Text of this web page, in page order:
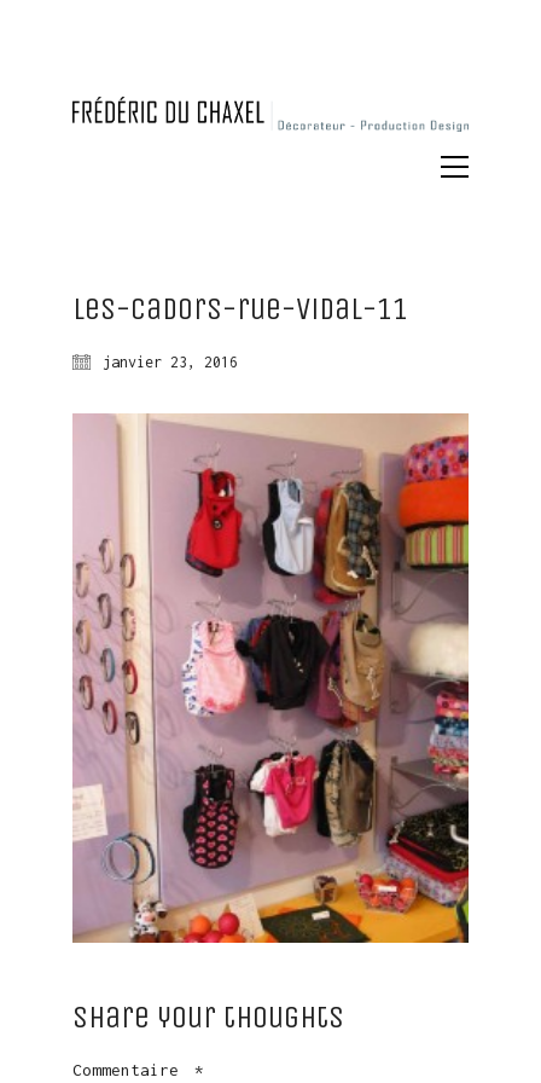
Les-Cadors-rue-Vidal-11
janvier 23, 2016
Share your thoughts
Commentaire *